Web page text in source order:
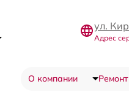
ул.
Адрес
О компании Ремонт